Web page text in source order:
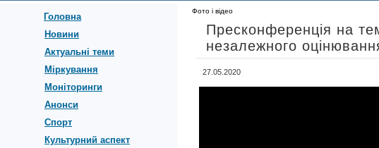
Головна
Новини
Актуальні теми
Міркування
Моніторинги
Анонси
Спорт
Культурний аспект
Фото і відео
Пресконференція на
незалежного
27.05.2020